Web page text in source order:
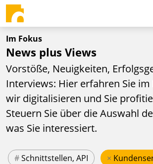
Im Fokus
News plus Views
Vorstöße, Neuigkeiten,
Interviews: Hier erfahren Sie
wir digitalisieren und Sie
Steuern Sie über die Auswahl
was Sie interessiert.
#Schnittstellen, API ×